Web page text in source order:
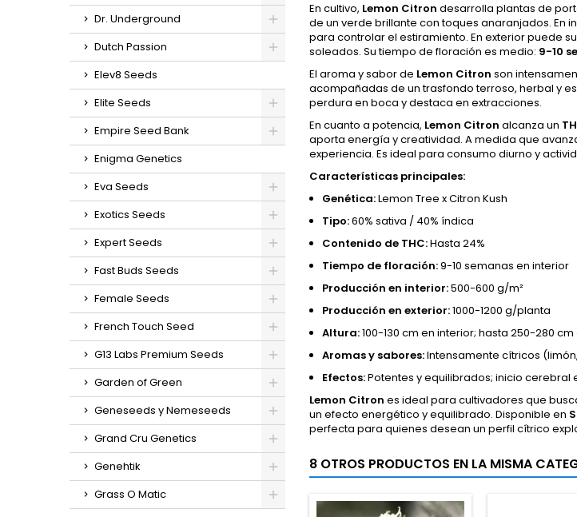
Dr. Underground
Dutch Passion
Elev8 Seeds
Elite Seeds
Empire Seed Bank
Enigma Genetics
Eva Seeds
Exotics Seeds
Expert Seeds
Fast Buds Seeds
Female Seeds
French Touch Seed
G13 Labs Premium Seeds
Garden of Green
Geneseeds y Nemeseeds
Grand Cru Genetics
Genehtik
Grass O Matic
En cultivo, Lemon Citron desarrolla plantas de
de un verde brillante con toques anaranjados. En
para controlar el estiramiento. En exterior puede
soleados. Su tiempo de floración es medio: 9-10
El aroma y sabor de Lemon Citron son
acompañadas de un trasfondo terroso, herbal y
perdura en boca y destaca en extracciones.
En cuanto a potencia, Lemon Citron alcanza un
aporta energía y creatividad. A medida que
experiencia. Es ideal para consumo diurno y
Características principales:
Genética:Lemon Tree x Citron Kush
Tipo:60% sativa / 40% índica
Contenido de THC:Hasta 24%
Tiempo de floración:9-10 semanas en interior
Producción en interior:500-600 g/m²
Producción en exterior:1000-1200 g/planta
Altura:100-130 cm en interior; hasta 250-280
Aromas y sabores:Intensamente cítricos
Efectos:Potentes y equilibrados; inicio
Lemon Citron es ideal para cultivadores que
un efecto energético y equilibrado. Disponible en
perfecta para quienes desean un perfil cítrico
8 OTROS PRODUCTOS EN LA MISMA